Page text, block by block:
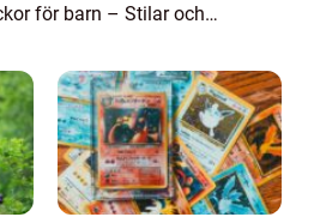
för barn – Stilar och
bästa ...